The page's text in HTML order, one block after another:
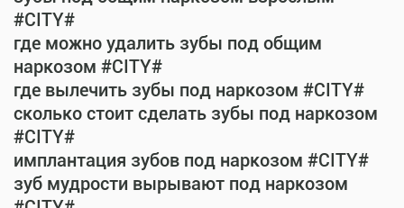
#CITY#
где можно удалить зубы под общим
наркозом #CITY#
где вылечить зубы под наркозом #CITY#
сколько стоит сделать зубы под наркозом
#CITY#
имплантация зубов под наркозом #CITY#
зуб мудрости вырывают под наркозом